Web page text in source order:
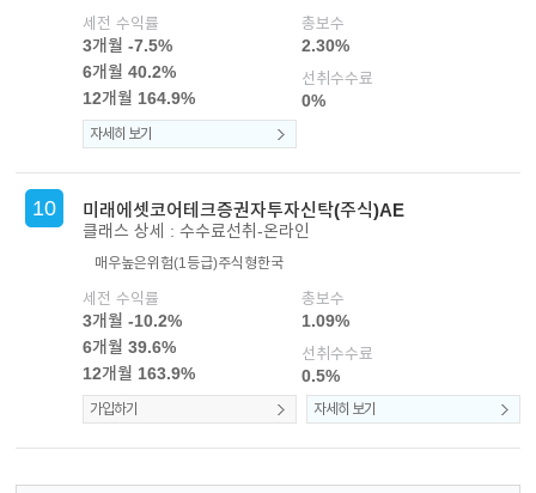
세전 수익률
3개월 -7.5%
6개월 40.2%
12개월 164.9%
총보수
2.30%
선취수수료
0%
자세히 보기
10 미래에셋코어테크증권자투자신탁(주식)AE
클래스 상세 : 수수료선취-온라인
매우높은위험(1등급)주식형한국
세전 수익률
3개월 -10.2%
6개월 39.6%
12개월 163.9%
총보수
1.09%
선취수수료
0.5%
가입하기 자세히 보기